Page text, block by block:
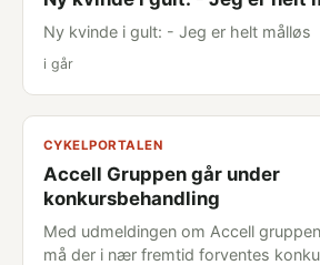
Ny kvinde i gult: - Jeg er helt målløs
i går
CYKELPORTALEN
Accell Gruppen går under
konkursbehandling
Med udmeldingen om Accell
må der i nær fremtid forventes